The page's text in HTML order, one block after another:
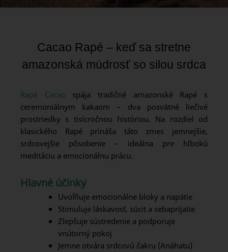
Cacao Rapé – keď sa stretne
amazonská múdrosť so silou srdca
Rapé Cacao spája tradičné amazonské Rapé s
ceremoniálnym kakaom – dva posvätné liečivé
prostriedky s tisícročnou históriou. Na rozdiel od
klasického Rapé prináša táto zmes jemnejšie,
srdcovejšie pôsobenie – ideálna pre hlbokú
meditáciu a emocionálnu prácu.
Hlavné účinky
Uvoľňuje emocionálne bloky a napätie
Stimuluje láskavosť, súcit a sebaprijatie
Zlepšuje sústredenie a podporuje
vnútorný pokoj
Jemne otvára srdcovú čakru (Anáhatu)